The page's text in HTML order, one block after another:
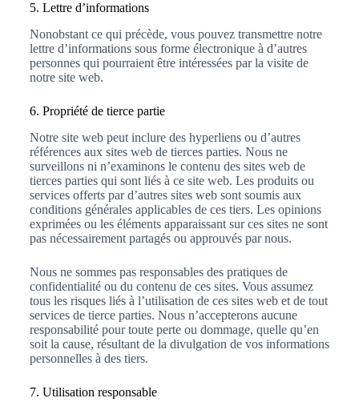
5. Lettre d’informations
Nonobstant ce qui précède, vous pouvez transmettre notre
lettre d’informations sous forme électronique à d’autres
personnes qui pourraient être intéressées par la visite de
notre site web.
6. Propriété de tierce partie
Notre site web peut inclure des hyperliens ou d’autres
références aux sites web de tierces parties. Nous ne
surveillons ni n’examinons le contenu des sites web de
tierces parties qui sont liés à ce site web. Les produits ou
services offerts par d’autres sites web sont soumis aux
conditions générales applicables de ces tiers. Les opinions
exprimées ou les éléments apparaissant sur ces sites ne sont
pas nécessairement partagés ou approuvés par nous.
Nous ne sommes pas responsables des pratiques de
confidentialité ou du contenu de ces sites. Vous assumez
tous les risques liés à l’utilisation de ces sites web et de tout
services de tierce parties. Nous n’accepterons aucune
responsabilité pour toute perte ou dommage, quelle qu’en
soit la cause, résultant de la divulgation de vos informations
personnelles à des tiers.
7. Utilisation responsable